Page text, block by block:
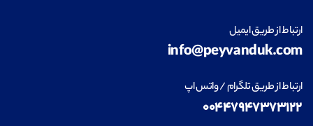
ارتباط از طریق ایمیل
info@peyvanduk.com
ارتباط از طریق تلگرام / واتس اپ
۰۰۴۴۷۹۴۷۳۷۳۱۲۲